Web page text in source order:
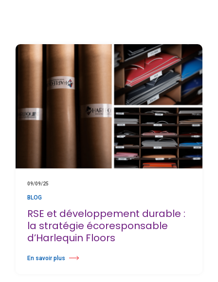
09/09/25
BLOG
RSE et développement durable :
la stratégie écoresponsable
d’Harlequin Floors
En savoir plus
à propos RSE et développement durable : la stratégie écoresponsable